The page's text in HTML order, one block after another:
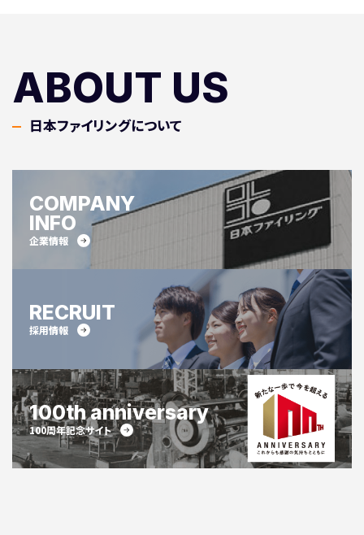
ABOUT US
日本ファイリングについて
COMPANY
INFO
企業情報
RECRUIT
採用情報
100th anniversary
100周年記念サイト